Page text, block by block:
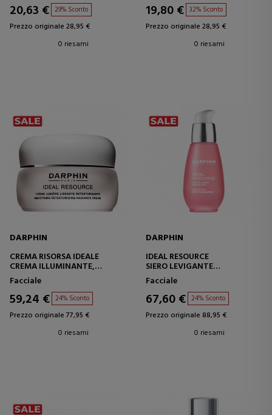
20,63 € 29% Sconto
Prezzo originale 28,95 €
0 riesami
19,80 € 32% Sconto
Prezzo originale 28,95 €
0 riesami
DARPHIN
CREMA RISORSA IDEALE
CREMA ILLUMINANTE,
LEVIGANTE E
RISTRUTTURANTE
Facciale
59,24 € 24% Sconto
Prezzo originale 77,95 €
0 riesami
DARPHIN
IDEAL RESOURCE
SIERO LEVIGANTE
PERFEZIONANTE
Facciale
67,60 € 24% Sconto
Prezzo originale 88,95 €
0 riesami